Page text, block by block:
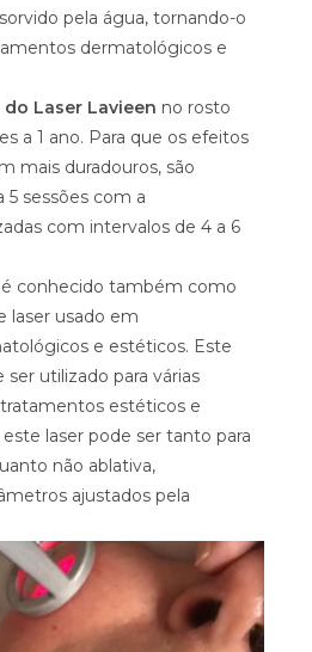
pela água, tornando-o
dermatológicos e
Laser Lavieen no rosto
a 1 ano. Para que os efeitos
mais duradouros, são
5 sessões com a
com intervalos de 4 a 6
é conhecido também como
laser usado em
e estéticos. Este
ser utilizado para várias
estéticos e
laser pode ser tanto para
não ablativa,
ajustados pela